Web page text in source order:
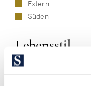
Extern
Süden
Lebensstil